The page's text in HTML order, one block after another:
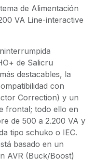
de Alimentación
VA Line-interactive
de Salicru
destacables, la
con
Correction) y un
frontal; todo ello en
de 500 a 2.200 VA y
tipo schuko o IEC.
basado en un
AVR (Buck/Boost)